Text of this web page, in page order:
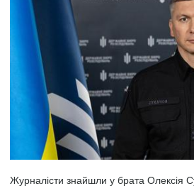
Журналісти знайшли у брата Олексія